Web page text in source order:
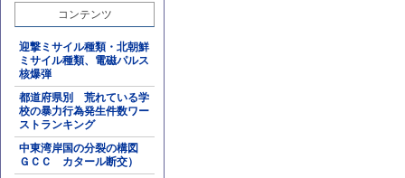
コンテンツ
迎撃ミサイル種類・北朝鮮
ミサイル種類、電磁パルス
核爆弾
都道府県別 荒れている学
校の暴力行為発生件数ワー
ストランキング
中東湾岸国の分裂の構図
ＧＣＣ カタール断交）